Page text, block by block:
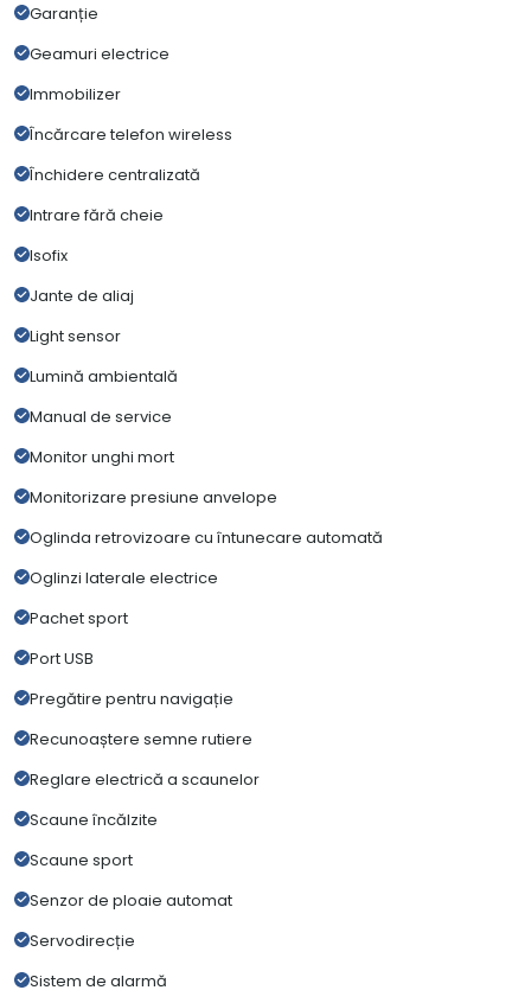
Garanție
Geamuri electrice
Immobilizer
Încărcare telefon wireless
Închidere centralizată
Intrare fără cheie
Isofix
Jante de aliaj
Light sensor
Lumină ambientală
Manual de service
Monitor unghi mort
Monitorizare presiune anvelope
Oglinda retrovizoare cu întunecare automată
Oglinzi laterale electrice
Pachet sport
Port USB
Pregătire pentru navigație
Recunoaștere semne rutiere
Reglare electrică a scaunelor
Scaune încălzite
Scaune sport
Senzor de ploaie automat
Servodirecție
Sistem de alarmă